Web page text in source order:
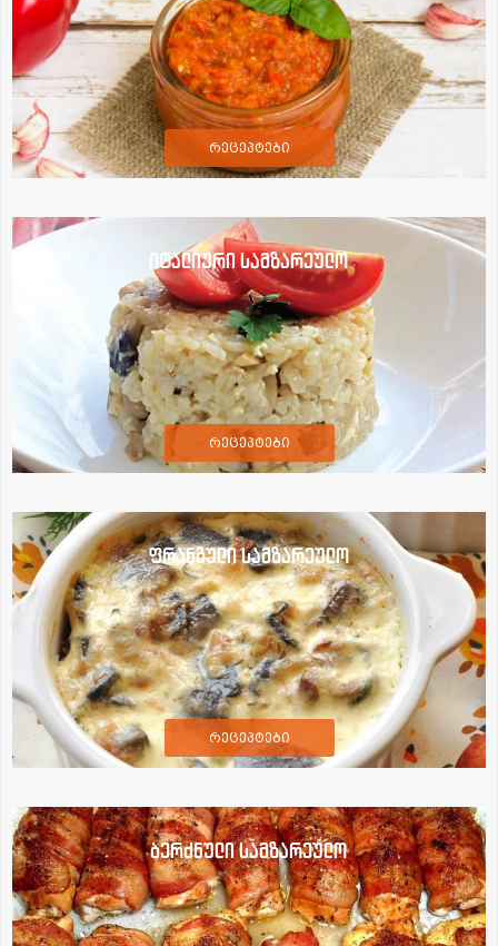
რეცეპტები
იტალიური სამზარეულო
რეცეპტები
ფრანგული სამზარეულო
რეცეპტები
ბერძნული სამზარეულო